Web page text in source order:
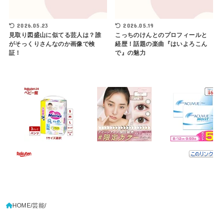
2026.05.23
見取り図盛山に似てる芸人は？誰
がそっくりさんなのか画像で検
証！
2026.05.19
こっちのけんとのプロフィールと
経歴！話題の楽曲『はいよろこん
で』の魅力
HOME 芸能